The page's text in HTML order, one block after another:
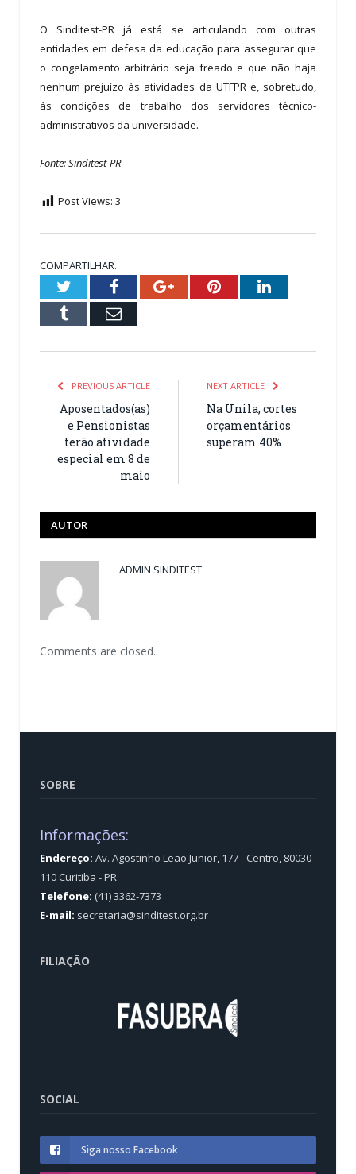
O Sinditest-PR já está se articulando com outras
entidades em defesa da educação para assegurar que
o congelamento arbitrário seja freado e que não haja
nenhum prejuízo às atividades da UTFPR e, sobretudo,
às condições de trabalho dos servidores técnico-
administrativos da universidade.
Fonte: Sinditest-PR
Post Views: 3
COMPARTILHAR.
TwitterFacebookGoogle+PinterestLinkedIn
Tumblr Email
PREVIOUS ARTICLE
Aposentados(as)
e Pensionistas
terão atividade
especial em 8 de
maio
NEXT ARTICLE
Na Unila, cortes
orçamentários
superam 40%
AUTOR
ADMIN SINDITEST
Comments are closed.
SOBRE
Informações:
Endereço: Av. Agostinho Leão Junior, 177 - Centro, 80030-
110 Curitiba - PR
Telefone: (41) 3362-7373
E-mail: secretaria@sinditest.org.br
FILIAÇÃO
SOCIAL
Siga nosso Facebook